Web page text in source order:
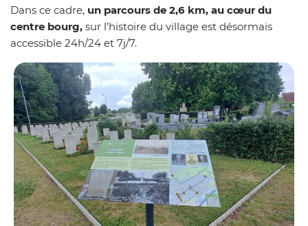
Dans ce cadre, un parcours de 2,6 km, au cœur du
centre bourg, sur l’histoire du village est désormais
accessible 24h/24 et 7j/7.